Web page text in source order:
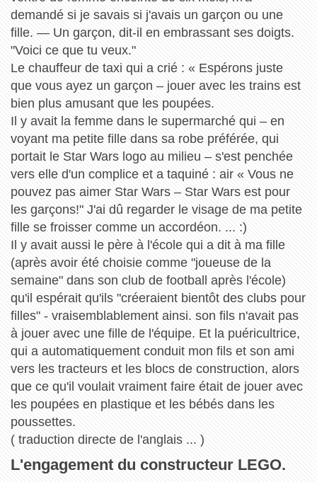
demandé si je savais si j'avais un garçon ou une
fille. — Un garçon, dit-il en embrassant ses doigts.
"Voici ce que tu veux."
Le chauffeur de taxi qui a crié : « Espérons juste
que vous ayez un garçon – jouer avec les trains est
bien plus amusant que les poupées.
Il y avait la femme dans le supermarché qui – en
voyant ma petite fille dans sa robe préférée, qui
portait le Star Wars logo au milieu – s'est penchée
vers elle d'un complice et a taquiné : air « Vous ne
pouvez pas aimer Star Wars – Star Wars est pour
les garçons!" J'ai dû regarder le visage de ma petite
fille se froisser comme un accordéon. ... :)
Il y avait aussi le père à l'école qui a dit à ma fille
(après avoir été choisie comme "joueuse de la
semaine" dans son club de football après l'école)
qu'il espérait qu'ils "créeraient bientôt des clubs pour
filles" - vraisemblablement ainsi. son fils n'avait pas
à jouer avec une fille de l'équipe. Et la puéricultrice,
qui a automatiquement conduit mon fils et son ami
vers les tracteurs et les blocs de construction, alors
que ce qu'il voulait vraiment faire était de jouer avec
les poupées en plastique et les bébés dans les
poussettes.
( traduction directe de l'anglais ... )
L'engagement du constructeur LEGO.